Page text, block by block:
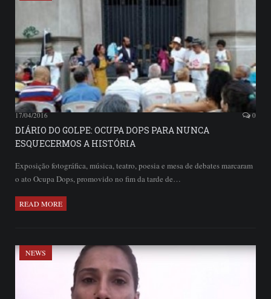
17/04/2016 0
DIÁRIO DO GOLPE: OCUPA DOPS PARA NUNCA
ESQUECERMOS A HISTÓRIA
Exposição fotográfica, música, teatro, poesia e mesa de debates marcaram
o ato Ocupa Dops, promovido no fim da tarde de…
READ MORE
NEWS